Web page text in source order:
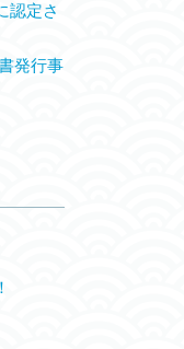
認定さ
発行事